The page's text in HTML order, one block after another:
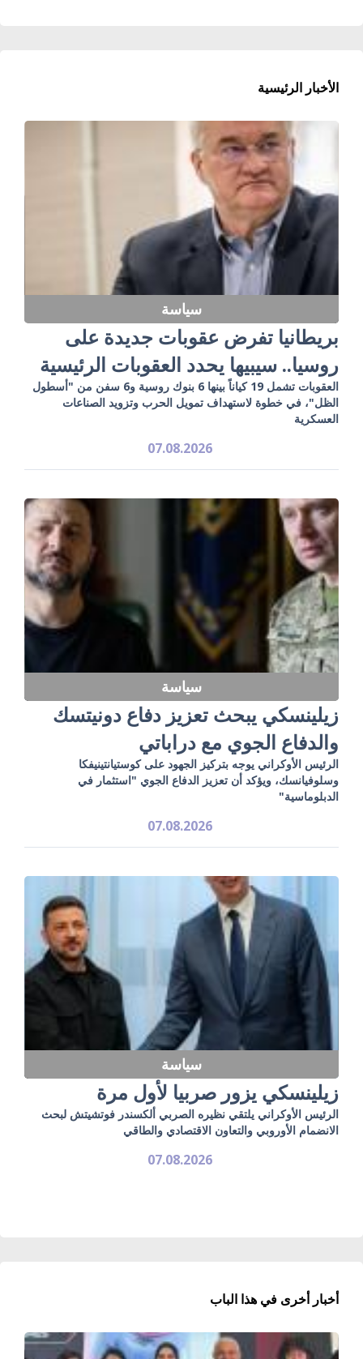
الأخبار الرئيسية
سياسة
بريطانيا تفرض عقوبات جديدة على
روسيا.. سيبيها يحدد العقوبات الرئيسية
العقوبات تشمل 19 كياناً بينها 6 بنوك روسية و6 سفن من "أسطول
الظل"، في خطوة لاستهداف تمويل الحرب وتزويد الصناعات
العسكرية
07.08.2026
سياسة
زيلينسكي يبحث تعزيز دفاع دونيتسك
والدفاع الجوي مع دراباتي
الرئيس الأوكراني يوجه بتركيز الجهود على كوستيانتينيفكا
وسلوفيانسك، ويؤكد أن تعزيز الدفاع الجوي "استثمار في
الدبلوماسية"
07.08.2026
سياسة
زيلينسكي يزور صربيا لأول مرة
الرئيس الأوكراني يلتقي نظيره الصربي ألكسندر فوتشيتش لبحث
الانضمام الأوروبي والتعاون الاقتصادي والطاقي
07.08.2026
أخبار أخرى في هذا الباب